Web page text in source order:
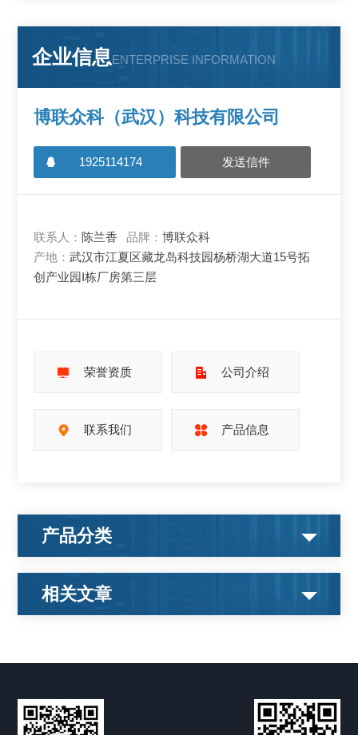
企业信息ENTERPRISE INFORMATION
博联众科（武汉）科技有限公司
1925114174 发送信件
联系人： 陈兰香 品牌：博联众科
产地：武汉市江夏区藏龙岛科技园杨桥湖大道15号拓
创产业园I栋厂房第三层
荣誉资质 公司介绍
联系我们 产品信息
产品分类
相关文章